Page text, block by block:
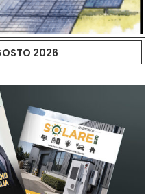
2026